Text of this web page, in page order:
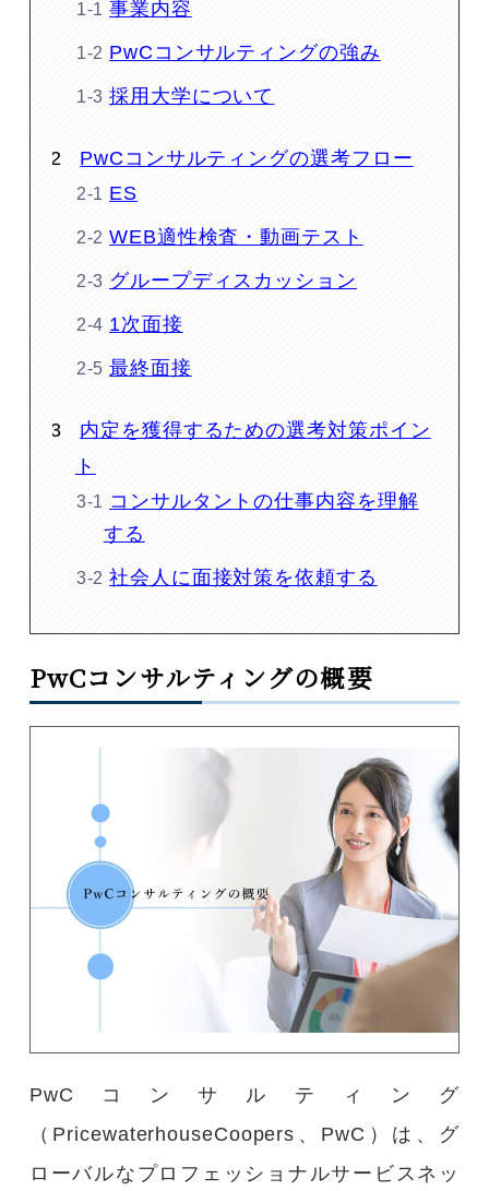
事業内容
PwCコンサルティングの強み
採用大学について
PwCコンサルティングの選考フロー
ES
WEB適性検査・動画テスト
グループディスカッション
1次面接
最終面接
内定を獲得するための選考対策ポイン
ト
コンサルタントの仕事内容を理解
する
社会人に面接対策を依頼する
PwCコンサルティングの概要
PwCコンサルティング
（PricewaterhouseCoopers、PwC）は、グ
ローバルなプロフェッショナルサービスネッ